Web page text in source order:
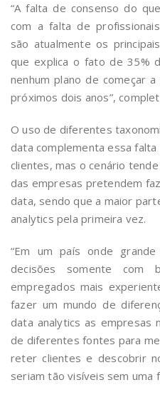
“A falta de consenso do
com a falta de
são atualmente os
que explica o fato de 35%
nenhum plano de começar
próximos dois anos”,
O uso de diferentes
data complementa essa
clientes, mas o cenário
das empresas pretendem
data, sendo que a maior
analytics pela primeira vez.
“Em um país onde
decisões somente com
empregados mais
fazer um mundo de
data analytics as empresas
de diferentes fontes para
reter clientes e descobrir
seriam tão visíveis sem uma